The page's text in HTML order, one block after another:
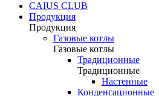
CAIUS CLUB
Продукция
Продукция
Газовые котлы
Газовые котлы
Традиционные
Традиционные
Настенные
Конденсационные